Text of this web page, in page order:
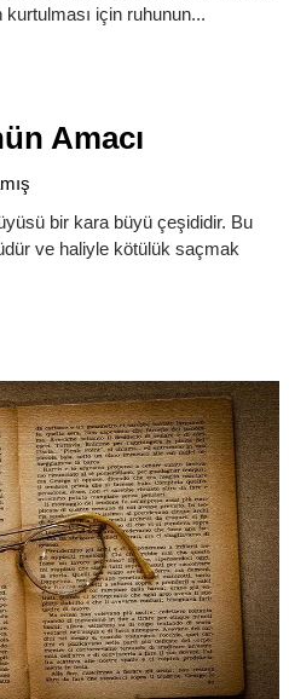
kurtulması için ruhunun
Amacı
bir kara büyü çeşididir. Bu
ve haliyle kötülük saçmak